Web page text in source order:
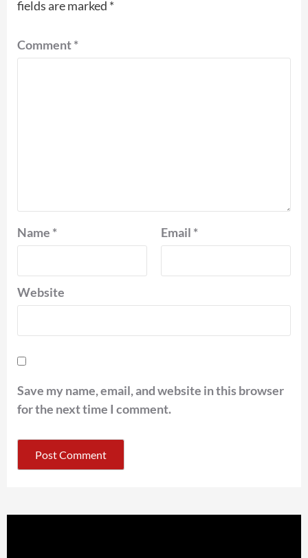
fields are marked *
Comment*
Name * Email *
Website
Save my name, email, and website in this browser
for the next time I comment.